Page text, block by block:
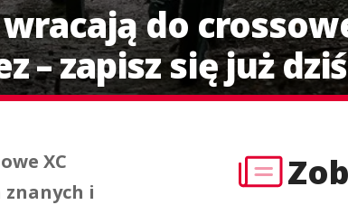
do
– zapisz się już
XC
i